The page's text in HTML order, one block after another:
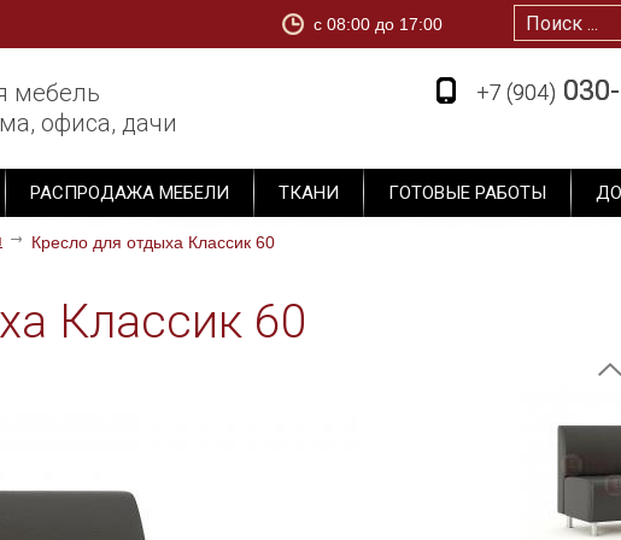
М-1
c 08:00 до 17:00
мебель
офиса, дачи
+7 (904)
+7 (904)
РАСПРОДАЖА МЕБЕЛИ ТКАНИ ГОТОВЫЕ РАБОТЫ
Кресло для отдыха Классик 60
Классик 60